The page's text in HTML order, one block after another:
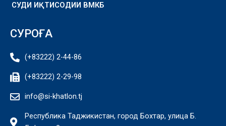
СУДИ ИҚТИСОДИИ ВМКБ
СУРОҒА
(+83222) 2-44-86
(+83222) 2-29-98
info@si-khatlon.tj
Республика Таджикистан, город Бохтар, улица Б.